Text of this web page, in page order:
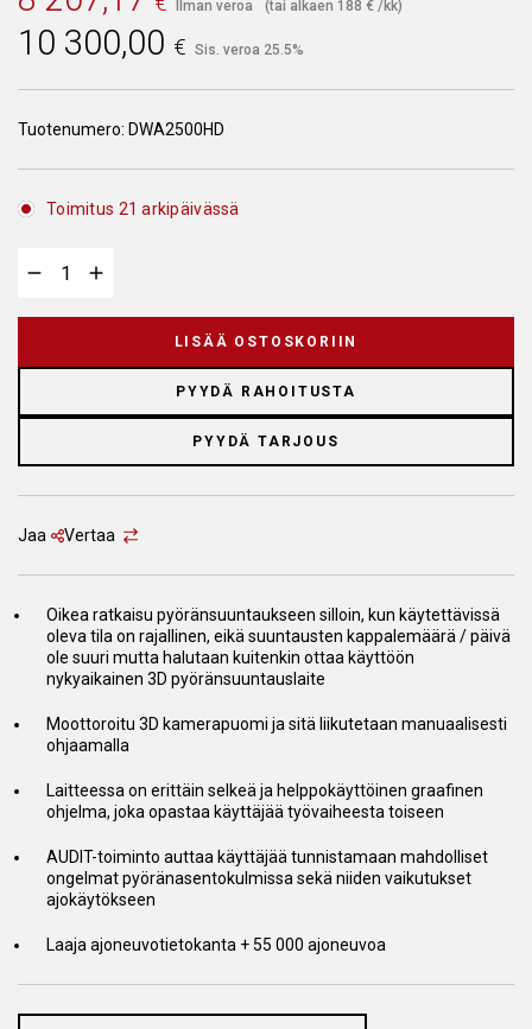
Ilman veroa (tai alkaen 188 € /kk)
10 300,00 € Sis. veroa 25.5%
Tuotenumero: DWA2500HD
Toimitus 21 arkipäivässä
LISÄÄ OSTOSKORIIN
PYYDÄ RAHOITUSTA
PYYDÄ TARJOUS
Jaa Vertaa
Oikea ratkaisu pyöränsuuntaukseen silloin, kun käytettävissä
oleva tila on rajallinen, eikä suuntausten kappalemäärä / päivä
ole suuri mutta halutaan kuitenkin ottaa käyttöön
nykyaikainen 3D pyöränsuuntauslaite
Moottoroitu 3D kamerapuomi ja sitä liikutetaan manuaalisesti
ohjaamalla
Laitteessa on erittäin selkeä ja helppokäyttöinen graafinen
ohjelma, joka opastaa käyttäjää työvaiheesta toiseen
AUDIT-toiminto auttaa käyttäjää tunnistamaan mahdolliset
ongelmat pyöränasentokulmissa sekä niiden vaikutukset
ajokäytökseen
Laaja ajoneuvotietokanta + 55 000 ajoneuvoa